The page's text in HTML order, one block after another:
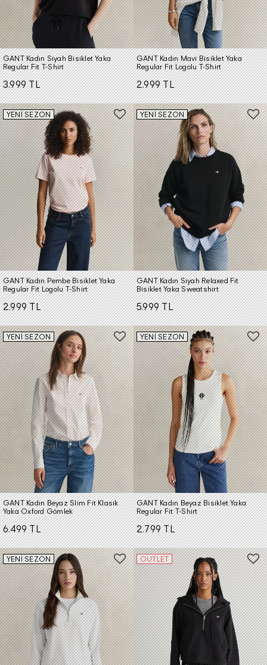
GANT Kadın Siyah Bisiklet Yaka
Regular Fit T-Shirt
3.999 TL
GANT Kadın Mavi Bisiklet Yaka
Regular Fit Logolu T-Shirt
2.999 TL
YENİ SEZON
GANT Kadın Pembe Bisiklet Yaka
Regular Fit Logolu T-Shirt
2.999 TL
YENİ SEZON
GANT Kadın Siyah Relaxed Fit
Bisiklet Yaka Sweatshirt
5.999 TL
YENİ SEZON
GANT Kadın Beyaz Slim Fit Klasik
Yaka Oxford Gömlek
6.499 TL
YENİ SEZON
GANT Kadın Beyaz Bisiklet Yaka
Regular Fit T-Shirt
2.799 TL
YENİ SEZON OUTLET